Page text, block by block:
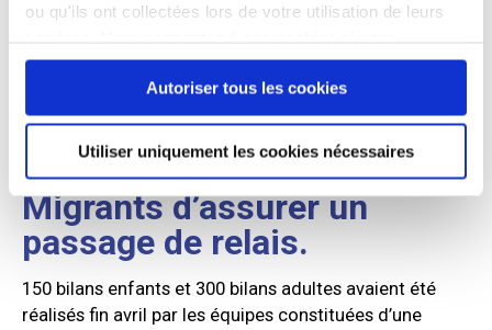
ou qu'ils ont collectées lors de votre utilisation de leurs
continuez à utiliser notre site Web.
Autoriser tous les cookies
Utiliser uniquement les cookies nécessaires
Le temps court de prise en
charge des familles
orientées en CAO ou CADA
après un à deux mois de
séjour impose à la Mission
Migrants d’assurer un
passage de relais.
150 bilans enfants et 300 bilans adultes avaient été
réalisés fin avril par les équipes constituées d’une